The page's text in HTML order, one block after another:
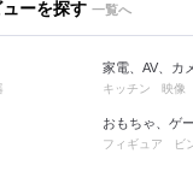
ーを探す 一覧へ
家電、AV、カ
キッチン 映像
おもちゃ、ゲ
フィギュア ビ